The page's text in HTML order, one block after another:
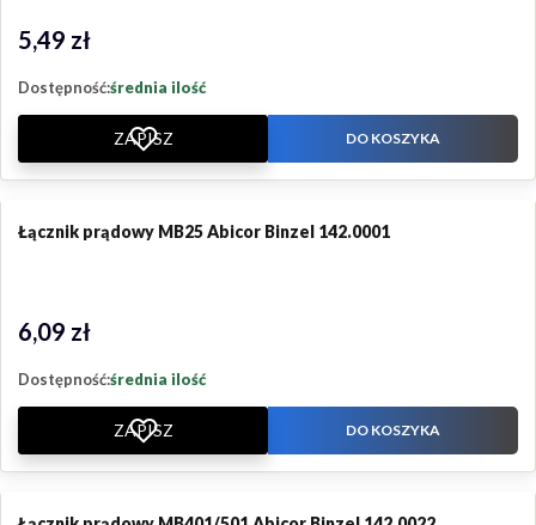
Cena
5,49 zł
Dostępność:średnia ilość
ZAPISZ DO KOSZYKA
Łącznik prądowy MB25 Abicor Binzel 142.0001
Cena
6,09 zł
Dostępność:średnia ilość
ZAPISZ DO KOSZYKA